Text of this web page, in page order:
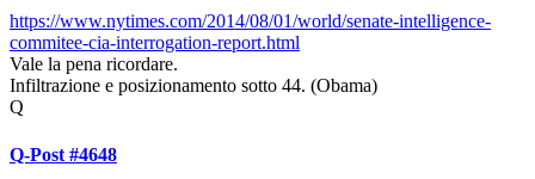
https://www.nytimes.com/2014/08/01/world/senate-intelligence-
commitee-cia-interrogation-report.html
Vale la pena ricordare.
Infiltrazione e posizionamento sotto 44. (Obama)
Q
Q-Post #4648